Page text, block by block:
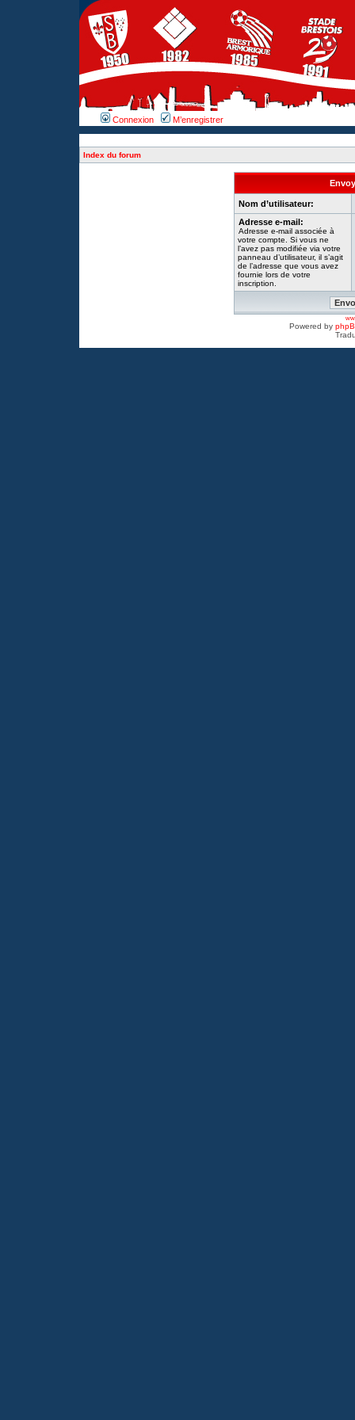
Connexion M’enregistrer
Index du forum
Nom d’utilisateur:
Adresse e-mail:
Adresse e-mail associée à
votre compte. Si vous ne
l’avez pas modifiée via votre
panneau d’utilisateur, il s’agit
de l’adresse que vous avez
fournie lors de votre
inscription.
Powered by